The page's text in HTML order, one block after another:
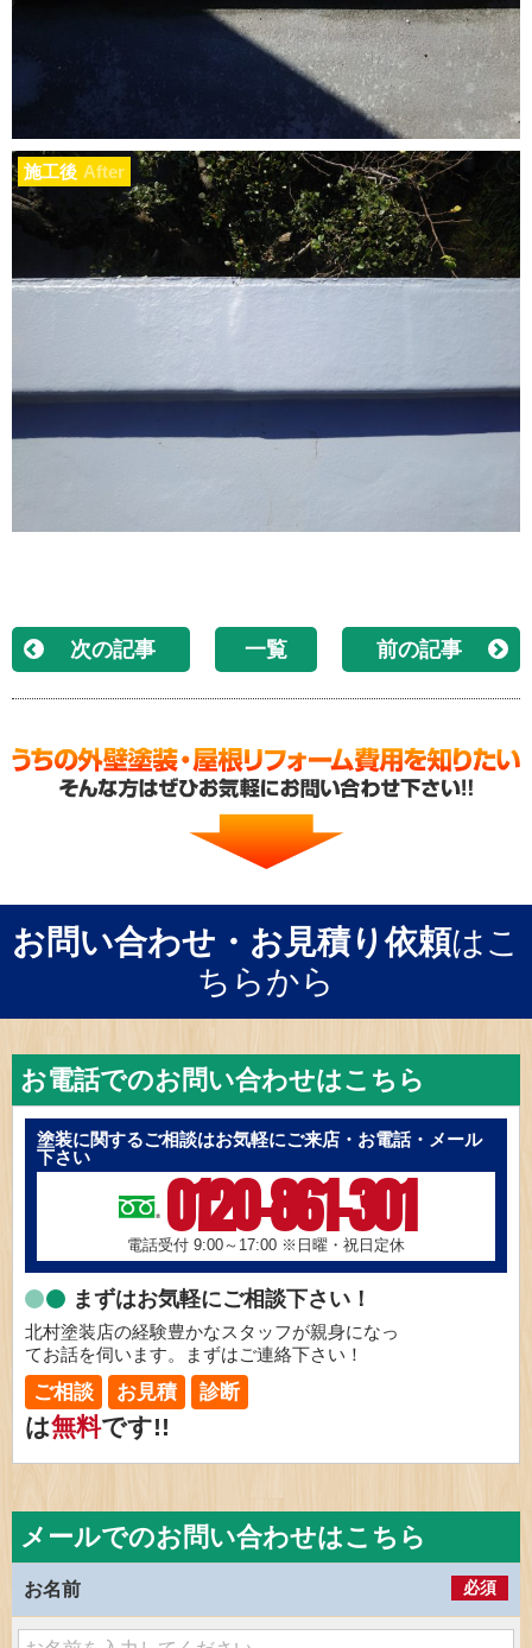
施工後 After
次の記事 一覧 前の記事
お問い合わせ・お見積り依頼はこ
ちらから
お電話でのお問い合わせはこちら
塗装に関するご相談はお気軽にご来店・お電話・メール
下さい
0120-861-301
電話受付 9:00～17:00 ※日曜・祝日定休
まずはお気軽にご相談下さい！
北村塗装店の経験豊かなスタッフが親身になっ
てお話を伺います。まずはご連絡下さい！
ご相談 お見積 診断
は無料です!!
メールでのお問い合わせはこちら
お名前 必須